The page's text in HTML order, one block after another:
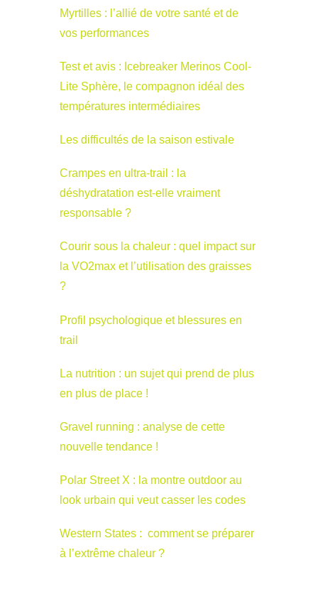
Myrtilles : l’allié de votre santé et de
vos performances
Test et avis : Icebreaker Merinos Cool-
Lite Sphère, le compagnon idéal des
températures intermédiaires
Les difficultés de la saison estivale
Crampes en ultra-trail : la
déshydratation est-elle vraiment
responsable ?
Courir sous la chaleur : quel impact sur
la VO2max et l’utilisation des graisses
?
Profil psychologique et blessures en
trail
La nutrition : un sujet qui prend de plus
en plus de place !
Gravel running : analyse de cette
nouvelle tendance !
Polar Street X : la montre outdoor au
look urbain qui veut casser les codes
Western States : comment se préparer
à l’extrême chaleur ?